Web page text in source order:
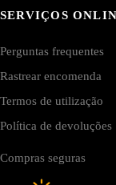
SERVIÇOS
Perguntas frequentes
Rastrear encomenda
Termos de utilização
Política de devoluções
Compras seguras